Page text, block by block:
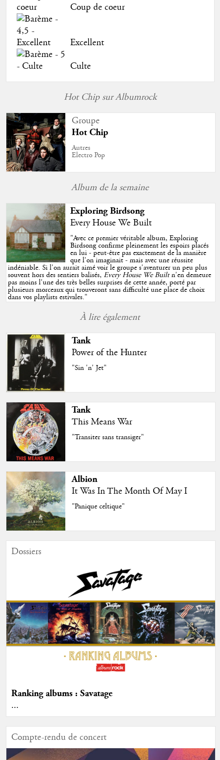
Coup de coeur
Excellent
Culte
Hot Chip sur Albumrock
Groupe
Hot Chip
Autres
Electro Pop
Album de la semaine
Exploring Birdsong
Every House We Built
"Avec ce premier véritable album, Exploring
Birdsong confirme pleinement les espoirs placés
en lui - peut-être pas exactement de la manière
que l'on imaginait - mais avec une réussite
indéniable. Si l'on aurait aimé voir le groupe s'aventurer un peu plus
souvent hors des sentiers balisés,Every House We Builtn'en demeure
pas moins l'une des très belles surprises de cette année, porté par
plusieurs morceaux qui trouveront sans difficulté une place de choix
dans vos playlists estivales."
À lire également
Tank
Power of the Hunter
"Sin 'n' Jet"
Tank
This Means War
"Transiter sans transiger"
Albion
It Was In The Month Of May I
"Panique celtique"
Dossiers
Ranking albums : Savatage
...
Compte-rendu de concert